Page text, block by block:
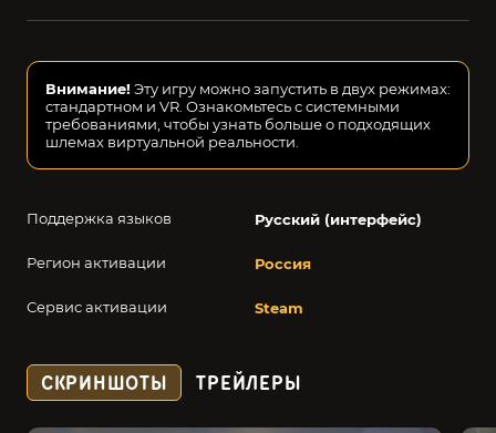
Поддержка языков Русский (интерфейс)
Регион активации Россия
Сервис активации Steam
Внимание! Эту игру можно запустить в двух режимах:
стандартном и VR. Ознакомьтесь с системными
требованиями, чтобы узнать больше о подходящих
шлемах виртуальной реальности.
СКРИНШОТЫ ТРЕЙЛЕРЫ